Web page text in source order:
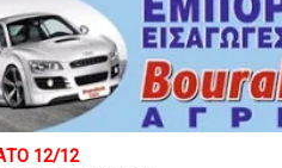
12/12